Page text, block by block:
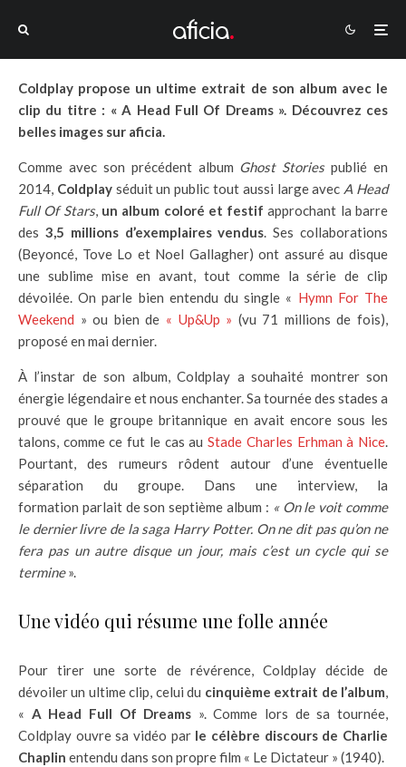
Coldplay propose un ultime extrait de son album avec le
clip du titre : « A Head Full Of Dreams ». Découvrez ces
belles images sur aficia.
Comme avec son précédent album Ghost Storiespublié en
2014, Coldplayséduit un public tout aussi large avec A Head
Full Of Stars, un album coloré et festif approchant la barre
des 3,5 millions d’exemplaires vendus. Ses collaborations
(Beyoncé, Tove Lo et Noel Gallagher) ont assuré au disque
une sublime mise en avant, tout comme la série de clip
dévoilée. On parle bien entendu du single « Hymn For The
Weekend » ou bien de « Up&Up » (vu 71 millions de fois),
proposé en mai dernier.
À l’instar de son album, Coldplay a souhaité montrer son
énergie légendaire et nous enchanter. Sa tournée des stades a
prouvé que le groupe britannique en avait encore sous les
talons, comme ce fut le cas auStade Charles Erhman à Nice.
Pourtant, des rumeurs rôdent autour d’une éventuelle
séparation du groupe. Dans une interview, la
formation parlait de son septième album : « On le voit comme
le dernier livre de la saga Harry Potter. On ne dit pas qu’on ne
fera pas un autre disque un jour, mais c’est un cycle qui se
termine».
Une vidéo qui résume une folle année
Pour tirer une sorte de révérence, Coldplay décide de
dévoiler un ultime clip, celui du cinquième extrait de l’album,
« A Head Full Of Dreams ». Comme lors de sa tournée,
Coldplay ouvre sa vidéo par le célèbre discours de Charlie
Chaplin entendu dans son propre film « Le Dictateur » (1940).